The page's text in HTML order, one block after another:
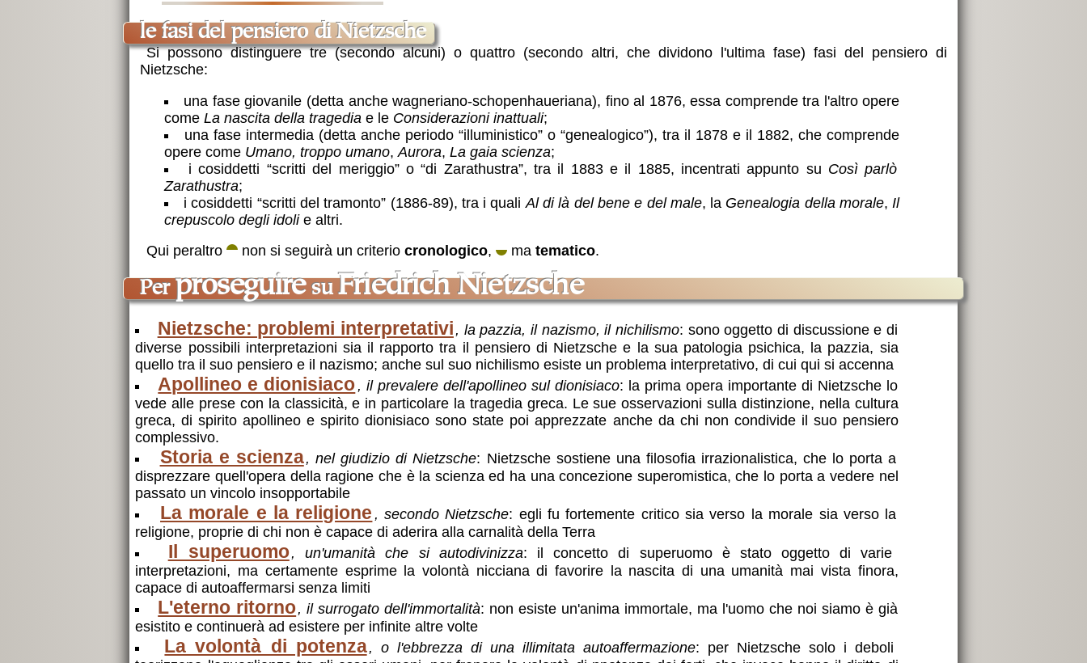
le fasi del pensiero di Nietzsche
Si possono distinguere tre (secondo alcuni) o quattro (secondo altri, che dividono l'ultima fase) fasi del pensiero di
Nietzsche:
una fase giovanile (detta anche wagneriano-schopenhaueriana), fino al 1876, essa comprende tra l'altro opere
come La nascita della tragedia e le Considerazioni inattuali;
una fase intermedia (detta anche periodo “illuministico” o “genealogico”), tra il 1878 e il 1882, che comprende
opere come Umano, troppo umano, Aurora, La gaia scienza;
i cosiddetti “scritti del meriggio” o “di Zarathustra”, tra il 1883 e il 1885, incentrati appunto su Così parlò
Zarathustra;
i cosiddetti “scritti del tramonto” (1886-89), tra i quali Al di là del bene e del male, la Genealogia della morale, Il
crepuscolo degli idolie altri.
Qui peraltro
non si seguirà un criteriocronologico, matematico.
per proseguiresuFriedrich Nietzsche
Nietzsche: problemi interpretativi , la pazzia, il nazismo, il nichilismo: sono oggetto di discussione e di
diverse possibili interpretazioni sia il rapporto tra il pensiero di Nietzsche e la sua patologia psichica, la pazzia, sia
quello tra il suo pensiero e il nazismo; anche sul suo nichilismo esiste un problema interpretativo, di cui qui si accenna
Apollineo e dionisiaco , il prevalere dell'apollineo sul dionisiaco: la prima opera importante di Nietzsche lo
vede alle prese con la classicità, e in particolare la tragedia greca. Le sue osservazioni sulla distinzione, nella cultura
greca, di spirito apollineo e spirito dionisiaco sono state poi apprezzate anche da chi non condivide il suo pensiero
complessivo.
Storia e scienza, nel giudizio di Nietzsche: Nietzsche sostiene una filosofia irrazionalistica, che lo porta a
disprezzare quell'opera della ragione che è la scienza ed ha una concezione superomistica, che lo porta a vedere nel
passato un vincolo insopportabile
La morale e la religione , secondo Nietzsche: egli fu fortemente critico sia verso la morale sia verso la
religione, proprie di chi non è capace di aderira alla carnalità della Terra
Il superuomo, un'umanità che si autodivinizza: il concetto di superuomo è stato oggetto di varie
interpretazioni, ma certamente esprime la volontà nicciana di favorire la nascita di una umanità mai vista finora,
capace di autoaffermarsi senza limiti
L'eterno ritorno, il surrogato dell'immortalità: non esiste un'anima immortale, ma l'uomo che noi siamo è già
esistito e continuerà ad esistere per infinite altre volte
La volontà di potenza, o l'ebbrezza di una illimitata autoaffermazione: per Nietzsche solo i deboli